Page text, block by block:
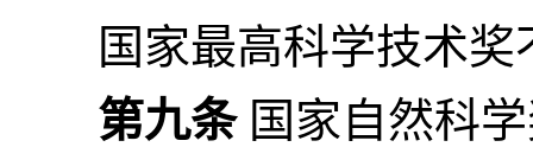
国家最高科学技术
第九条国家自然科